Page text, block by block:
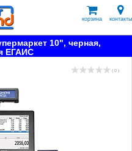
корзина контакты
10", черная,
ЕГАИС
( 0 )